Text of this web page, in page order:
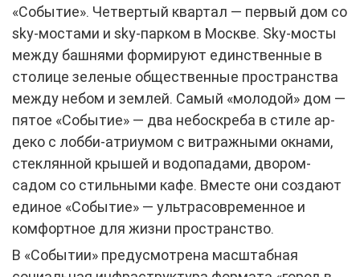
«Событие». Четвертый квартал — первый дом со
sky-мостами и sky-парком в Москве. Sky-мосты
между башнями формируют единственные в
столице зеленые общественные пространства
между небом и землей. Самый «молодой» дом —
пятое «Событие» — два небоскреба в стиле ар-
деко с лобби-атриумом с витражными окнами,
стеклянной крышей и водопадами, двором-
садом со стильными кафе. Вместе они создают
единое «Событие» — ультрасовременное и
комфортное для жизни пространство.
В «Событии» предусмотрена масштабная